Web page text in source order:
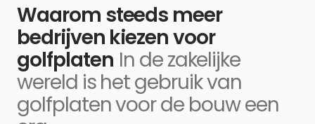
Waarom steeds meer
bedrijven kiezen voor
golfplaten In de zakelijke
wereld is het gebruik van
golfplaten voor de bouw een